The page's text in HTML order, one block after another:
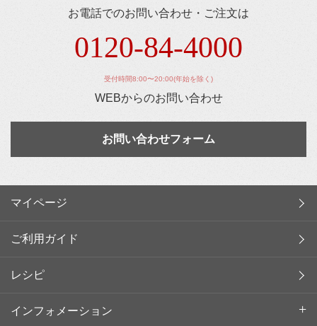
お電話でのお問い合わせ・ご注文は
0120-84-4000
受付時間8:00〜20:00(年始を除く)
WEBからのお問い合わせ
お問い合わせフォーム
マイページ
ご利用ガイド
レシピ
インフォメーション